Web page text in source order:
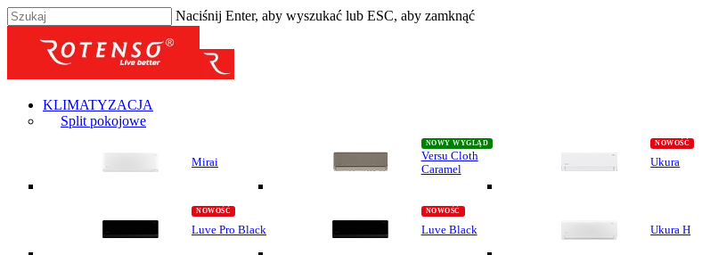
Naciśnij Enter, aby wyszukać lub ESC, aby zamknąć
KLIMATYZACJA
Split pokojowe
Mirai
Luve Pro Black
Versu Cloth
Caramel
Luve Black
Ukura
Ukura H